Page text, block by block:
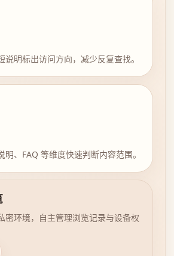
说明标出访问方向，减少反复查找。
、FAQ 等维度快速判断内容范围。
密环境，自主管理浏览记录与设备权